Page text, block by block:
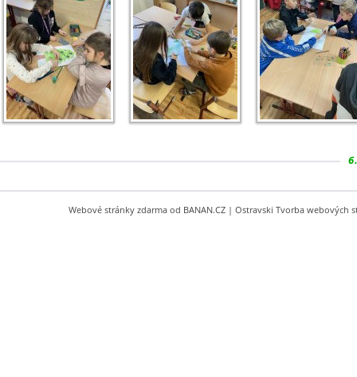
Webové stránky zdarma od BANAN.CZ | Ostravski Tvorba webových